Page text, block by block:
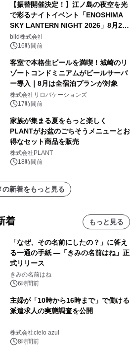
【振替開催決定！】江ノ島の夜空を光
で彩るナイトイベント「ENOSHIMA
SKY LANTERN NIGHT 2026」8月22
日(土)振替開催＆受付スタート！
biid株式会社
16時間前
客室で本格生ビールを満喫！城崎のリ
ゾートコンドミニアムがビールサーバ
ー導入｜8月は全宿泊プランが対象
株式会社リロバケーションズ
17時間前
家族が集まる夏をもっと楽しく
PLANTがお盆のごちそうメニューとお
得なセット商品を販売
株式会社PLANT
18時間前
の新着をもっと見る
着 もっと見る
「なぜ、その名前にしたの？」に答え
る一通の手紙 ―「きみの名前はね」正
式リリース
きみの名前はね
6時間前
主婦が「10時から16時まで」で働ける
派遣求人の実態調査を公開
株式会社cielo azul
8時間前